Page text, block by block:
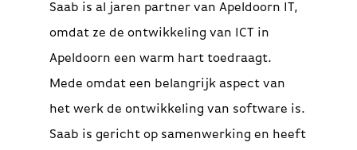
Saab is al jaren partner van Apeldoorn IT,
omdat ze de ontwikkeling van ICT in
Apeldoorn een warm hart toedraagt.
Mede omdat een belangrijk aspect van
het werk de ontwikkeling van software is.
Saab is gericht op samenwerking en heeft